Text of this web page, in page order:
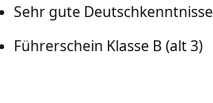
Sehr gute Deutschkenntnisse
Führerschein Klasse B (alt 3)